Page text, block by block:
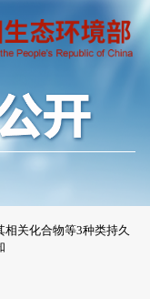
关化合物等3种类持久